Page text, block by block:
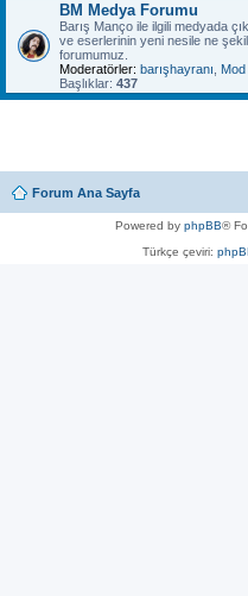
BM Medya Forumu
Barış Manço ile ilgili medyada
ve eserlerinin yeni nesile ne
forumumuz.
Moderatörler: barışhayranı
Mod
Başlıklar: 437
Forum Ana Sayfa
Powered by phpBB®
Türkçe çeviri: